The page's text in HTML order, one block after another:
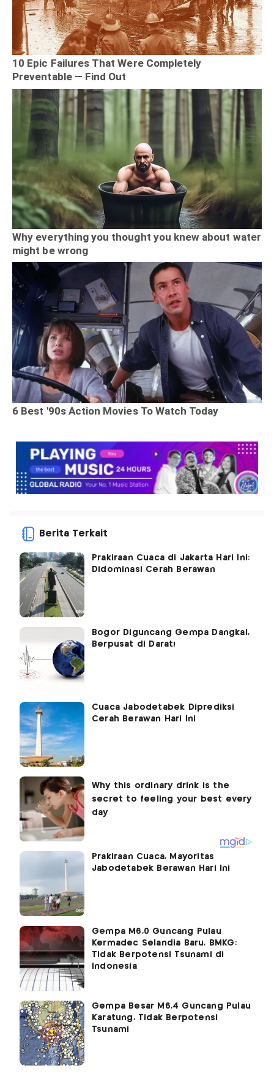
Berita Terkait
Prakiraan Cuaca di Jakarta Hari Ini:
Didominasi Cerah Berawan
Bogor Diguncang Gempa Dangkal,
Berpusat di Darat!
Cuaca Jabodetabek Diprediksi
Cerah Berawan Hari Ini
Prakiraan Cuaca, Mayoritas
Jabodetabek Berawan Hari Ini
Gempa M6,0 Guncang Pulau
Kermadec Selandia Baru, BMKG:
Tidak Berpotensi Tsunami di
Indonesia
Gempa Besar M6,4 Guncang Pulau
Karatung, Tidak Berpotensi
Tsunami